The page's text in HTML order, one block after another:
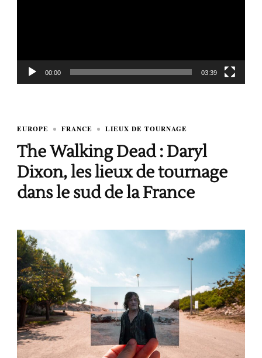
00:00 03:39
EUROPE FRANCE LIEUX DE TOURNAGE
The Walking Dead : Daryl
Dixon, les lieux de tournage
dans le sud de la France